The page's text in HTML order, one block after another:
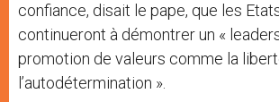
confiance, disait le pape, que les
continueront à démontrer un «
promotion de valeurs comme la
l’autodétermination ».